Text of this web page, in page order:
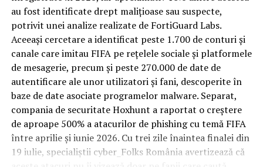
bagaje trase pe roți, curățenie zilnică, uneori mai multe
rezervări consecutive în aceeași săptămână. Această
frecvență ridicată de utilizare pune presiune reală pe
orice suprafață, iar pardoseala este printre primele
elemente afectate vizibil, mai ales în zona din jurul
patului și a ușii de acces.
În etapa de renovare sau construcție, administratorii
care iau în calcul mocheta trafic intens
pentru zonele
cu rotație mare reduc riscul de uzură prematură și de
decolorare vizibilă în punctele de trecere frecventă. Este
o decizie care ține mai puțin de stil și mai mult de
au fost identificate drept malițioase sau suspecte,
potrivit unei analize realizate de FortiGuard Labs.
Aceeași cercetare a identificat peste 1.700 de conturi și
canale care imitau FIFA pe rețelele sociale și platformele
de mesagerie, precum și peste 270.000 de date de
autentificare ale unor utilizatori și fani, descoperite în
baze de date asociate programelor malware. Separat,
compania de securitate Hoxhunt a raportat o creștere
de aproape 500% a atacurilor de phishing cu temă FIFA
între aprilie și iunie 2026. Cu trei zile înaintea finalei din
19 iulie, specialiștii cyber_Folks România avertizează că